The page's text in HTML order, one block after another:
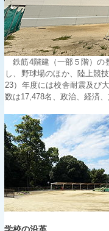
鉄筋4階建（一部５階）の
し、野球場のほか、陸上競
23）年度には校舎耐震及び
数は17,478名、政治、経済